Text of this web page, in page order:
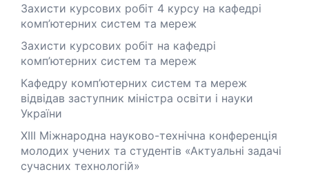
Захисти курсових робіт 4 курсу на кафедрі
комп’ютерних систем та мереж
Захисти курсових робіт на кафедрі
комп’ютерних систем та мереж
Кафедру комп’ютерних систем та мереж
відвідав заступник міністра освіти і науки
України
XІІІ Міжнародна науково-технічна конференція
молодих учених та студентів «Актуальні задачі
сучасних технологій»